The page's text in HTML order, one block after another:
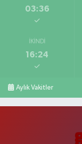
03:36
İKINDI
16:24
Aylık Vakitler